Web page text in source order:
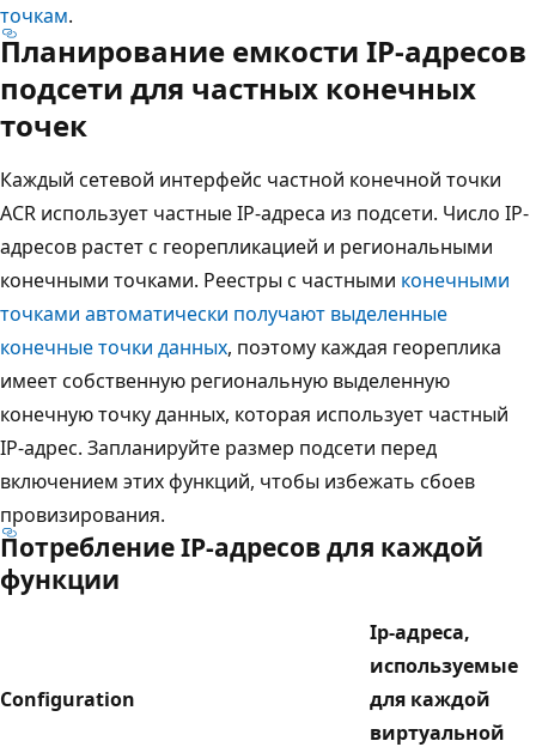
точкам.
Планирование емкости IP-адресов
подсети для частных конечных
точек
Каждый сетевой интерфейс частной конечной точки
ACR использует частные IP-адреса из подсети. Число IP-
адресов растет с георепликацией и региональными
конечными точками. Реестры с частными конечными
точками автоматически получают выделенные
конечные точки данных, поэтому каждая геореплика
имеет собственную региональную выделенную
конечную точку данных, которая использует частный
IP-адрес. Запланируйте размер подсети перед
включением этих функций, чтобы избежать сбоев
провизирования.
Потребление IP-адресов для каждой
функции
Configuration
Ip-адреса,
используемые
для каждой
виртуальной